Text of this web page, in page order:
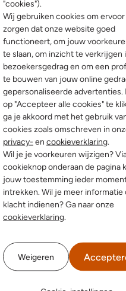
"cookies").
Wij gebruiken cookies om
zorgen dat onze website goed
functioneert, om jouw
te slaan, om inzicht te verkrijgen
bezoekersgedrag en om een
te bouwen van jouw online
gepersonaliseerde advertenties.
op "Accepteer alle cookies" te
ga je akkoord met het gebruik
cookies zoals omschreven in
privacy- en cookieverklaring.
Wil je je voorkeuren wijzigen?
cookieknop onderaan de pagina
jouw toestemming ieder
intrekken. Wil je meer informatie
klacht indienen? Ga naar onze
cookieverklaring.
Weigeren
Ontdek de look